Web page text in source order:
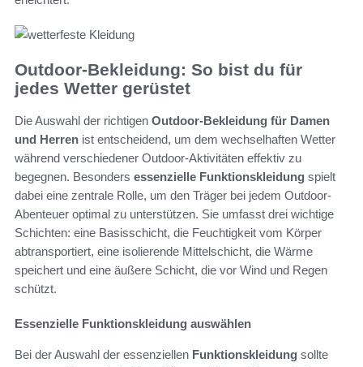
Outdoor-Bekleidung: So bist du für
jedes Wetter gerüstet
Die Auswahl der richtigen Outdoor-Bekleidung für Damen
und Herren ist entscheidend, um dem wechselhaften Wetter
während verschiedener Outdoor-Aktivitäten effektiv zu
begegnen. Besonders essenzielle Funktionskleidung spielt
dabei eine zentrale Rolle, um den Träger bei jedem Outdoor-
Abenteuer optimal zu unterstützen. Sie umfasst drei wichtige
Schichten: eine Basisschicht, die Feuchtigkeit vom Körper
abtransportiert, eine isolierende Mittelschicht, die Wärme
speichert und eine äußere Schicht, die vor Wind und Regen
schützt.
Essenzielle Funktionskleidung auswählen
Bei der Auswahl der essenziellen Funktionskleidung sollte